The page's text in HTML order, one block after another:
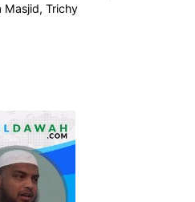
Trichy